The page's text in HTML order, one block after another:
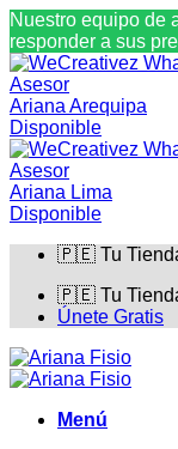
Nuestro equipo de
responder a sus
Asesor
Ariana Arequipa
Disponible
Asesor
Ariana Lima
Disponible
🇵🇪 Tu
🇵🇪 Tu
Únete Gratis
Menú